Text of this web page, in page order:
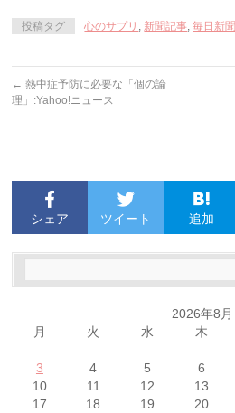
投稿タグ 心のサプリ , 新聞記事,毎日新聞
← 熱中症予防に必要な「個の論
理」:Yahoo!ニュース
シェア ツイート 追加
2026年8月
月
火 水 木
3
4 5 6
10
11 12 13
17
18 19 20